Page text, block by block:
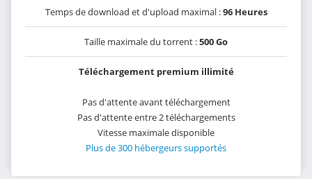
Temps de download et d'upload maximal :96 Heures
Taille maximale du torrent :500 Go
Téléchargement premium illimité
Pas d'attente avant téléchargement
Pas d'attente entre 2 téléchargements
Vitesse maximale disponible
Plus de 300 hébergeurs supportés